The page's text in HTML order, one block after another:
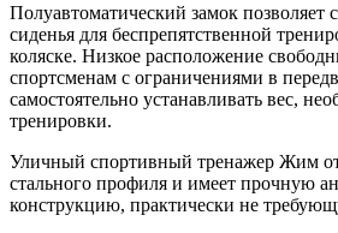
Полуавтоматический замок позволяет
сиденья для беспрепятственной
коляске. Низкое расположение
спортсменам с ограничениями в
самостоятельно устанавливать вес,
тренировки.
Уличный спортивный тренажер Жим
стального профиля и имеет прочную
конструкцию, практически не